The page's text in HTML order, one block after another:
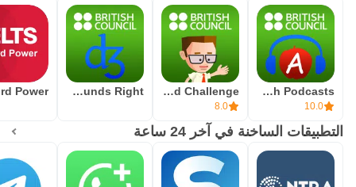
LearnEnglish Podcasts
10.0
Johnny Grammar Word Challenge
8.0
LearnEnglish Sounds Right
التطبيقات الساخنة في آخر 24 ساعة